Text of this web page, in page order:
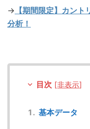
→ 【期間限定】カン
分析 ！
目次 [非表示]
基本データ